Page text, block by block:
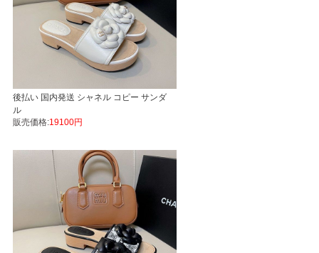
後払い 国内発送 シャネル コピー サンダ
ル
販売価格:19100円